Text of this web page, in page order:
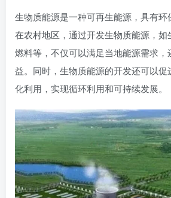
生物质能源是一种可再生能源，具有环
在农村地区，通过开发生物质能源，
燃料等，不仅可以满足当地能源需求，
益。同时，生物质能源的开发还可以
化利用，实现循环利用和可持续发展。